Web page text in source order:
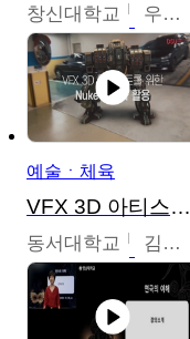
창신대학교 우미옥,오윤경,박선이
예술ㆍ체육
VFX 3D 아티스트를 위한 Nuke 의 이해와 활용
동서대학교 김시현